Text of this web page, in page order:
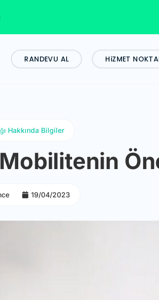
RANDEVU AL HiZMET
Hakkında Bilgiler
19/04/2023